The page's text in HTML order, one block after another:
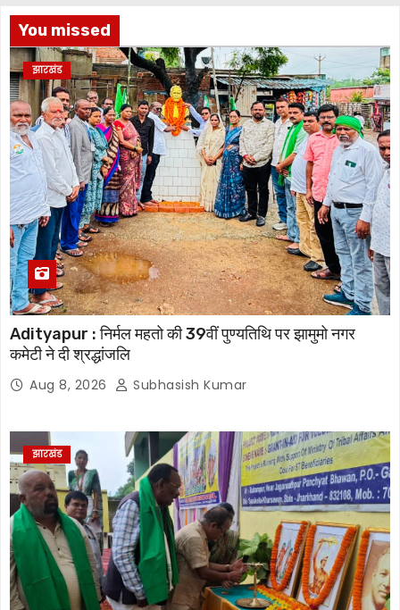
You missed
झारखंड
Adityapur : निर्मल महतो की 39वीं पुण्यतिथि पर झामुमो नगर
कमेटी ने दी श्रद्धांजलि
Aug 8, 2026 Subhasish Kumar
झारखंड